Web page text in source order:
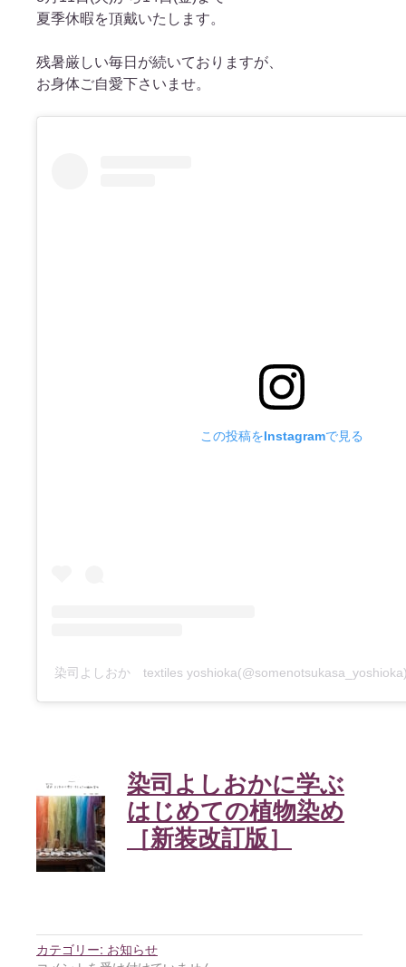
夏季休暇を頂戴いたします。
残暑厳しい毎日が続いておりますが、
お身体ご自愛下さいませ。
この投稿をInstagramで見る
染司よしおか textiles
染司よしおかに学ぶ
はじめての植物染め
［新装改訂版］
カテゴリー: お知らせ